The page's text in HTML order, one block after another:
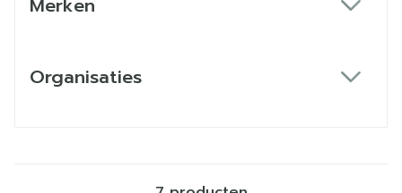
Merken
Organisaties